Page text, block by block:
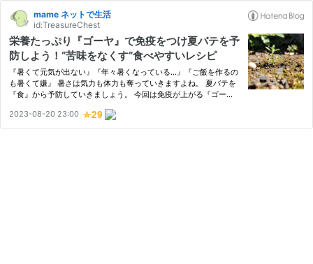
mame ネットで生活
id:TreasureChest
栄養たっぷり『ゴーヤ』で免疫をつけ夏バテを予
防しよう！“苦味をなくす“食べやすいレシピ
『暑くて元気が出ない』『年々暑くなっている…』『ご飯を作るの
も暑くて嫌』 暑さは気力も体力も奪っていきますよね。 夏バテを
『食』から予防していきましょう。 今回は免疫が上がる『ゴー
ですか？ 体に良いのは知っているけれど、味が苦手…。 好んで食
べな…
2023-08-20 23:00